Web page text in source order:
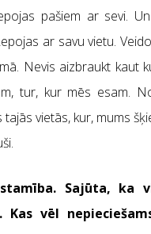
pašiem ar sevi.
ar savu vietu.
Nevis aizbraukt kaut
tur, kur mēs esam.
tajās vietās, kur, mums
Sajūta, ka
Kas vēl